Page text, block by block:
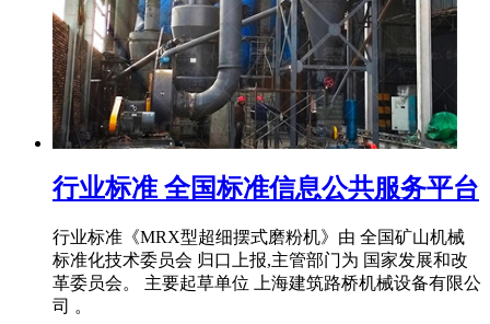
行业标准 全国标准信息公共服务平台
行业标准《MRX型超细摆式磨粉机》由 全国矿山机械
标准化技术委员会 归口上报,主管部门为 国家发展和改
革委员会。 主要起草单位 上海建筑路桥机械设备有限公
司 。